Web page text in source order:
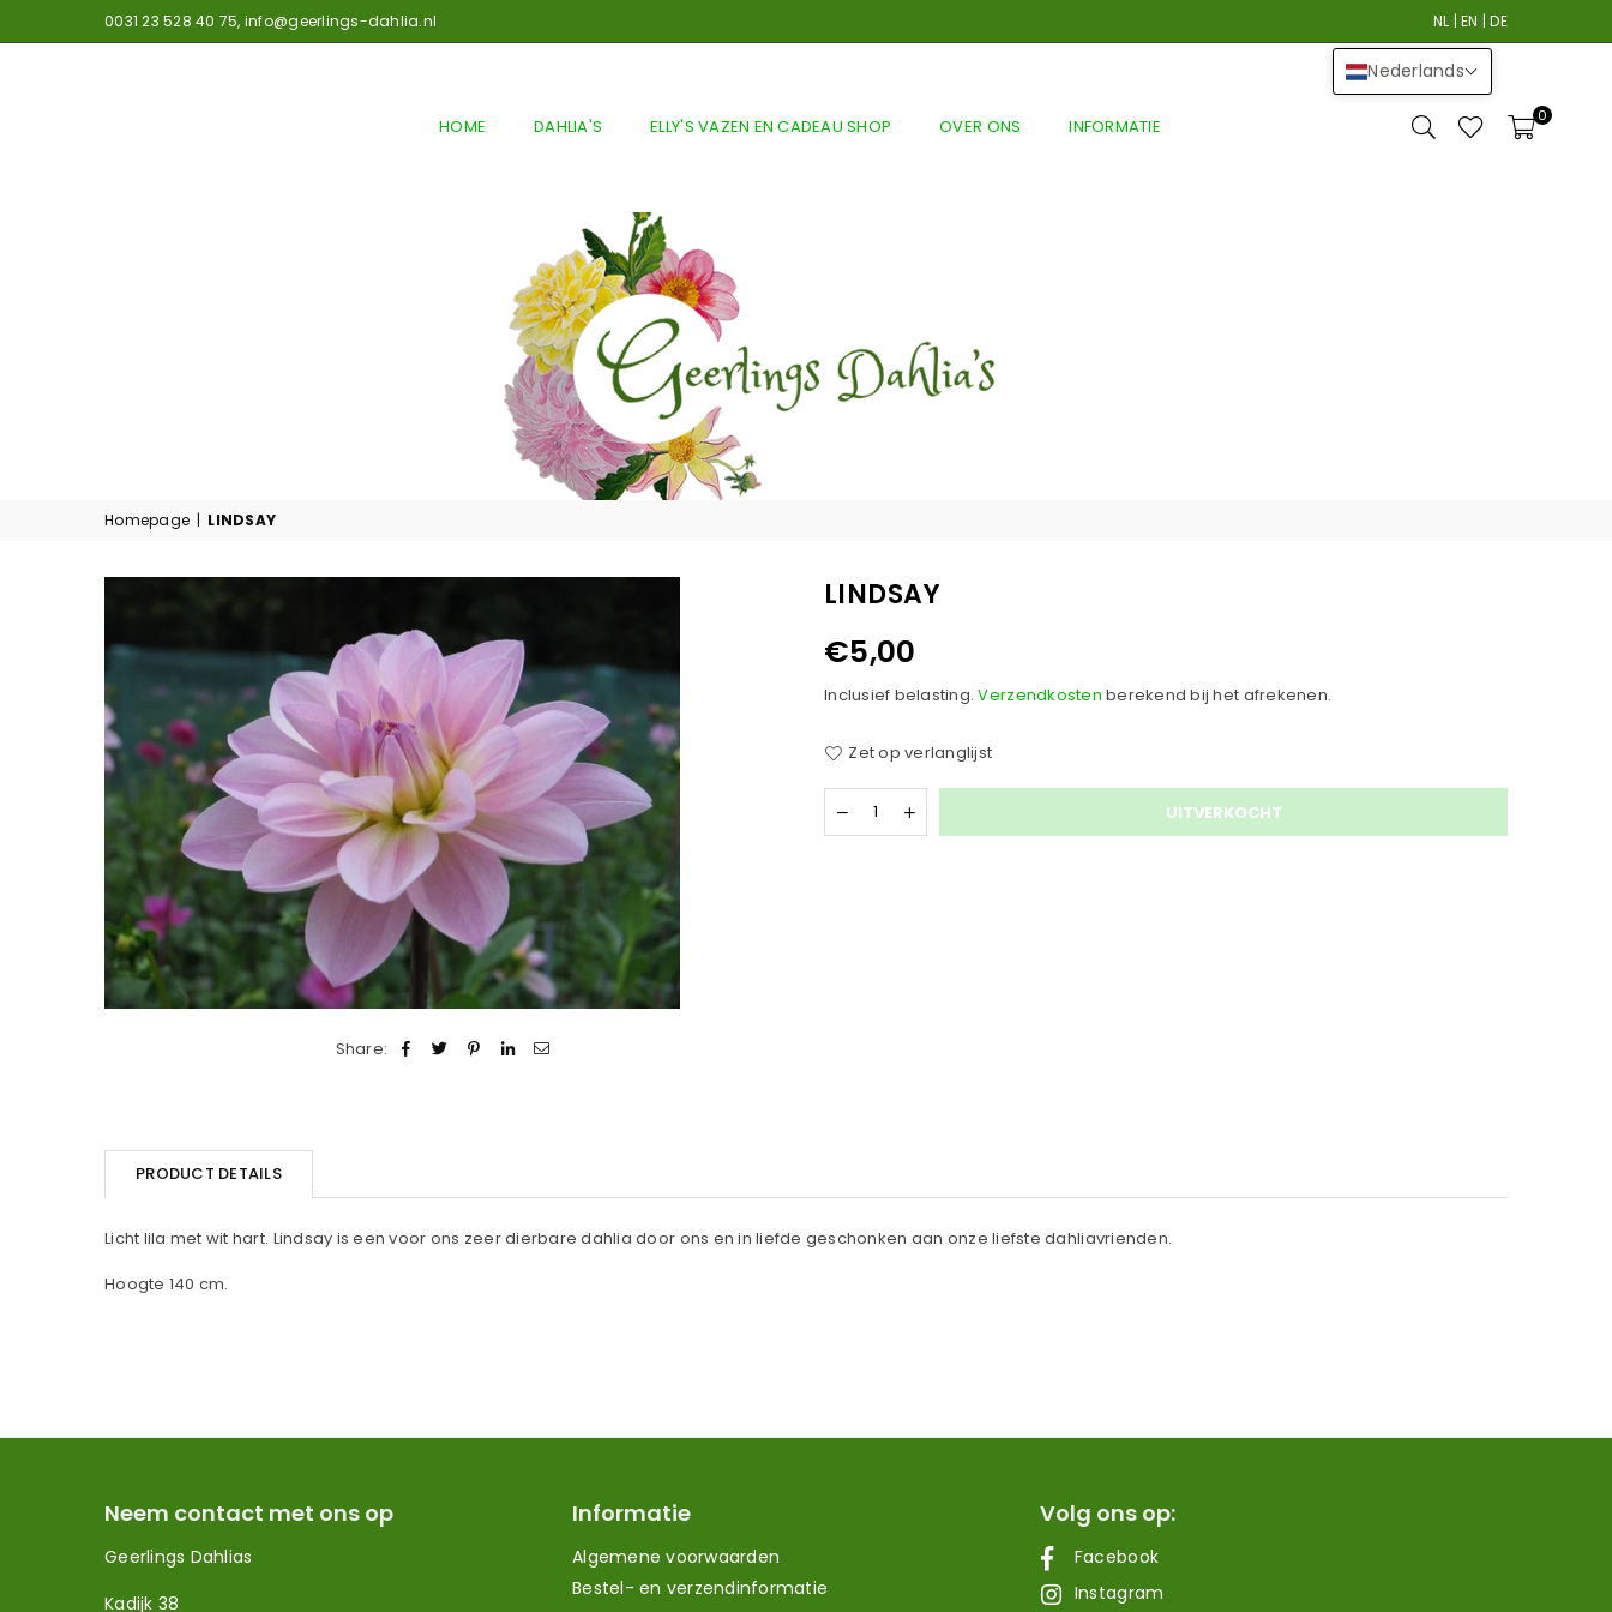
0031 23 528 40 75, info@geerlings-dahlia.nl NL |EN |DE
HOME DAHLIA'S ELLY'S VAZEN EN CADEAU SHOP OVER ONS INFORMATIE 0
Homepage | LINDSAY
Share:
LINDSAY
Normale
€5,00
Inclusief belasting.Verzendkosten berekend bij het afrekenen.
Zet op verlanglijst
Hoeveelheid
UITVERKOCHT
PRODUCT DETAILS
Licht lila met wit hart. Lindsay is een voor ons zeer dierbare dahlia door ons en in liefde geschonken aan onze liefste dahliavrienden.
Hoogte 140 cm.
Neem contact met ons op
Geerlings Dahlias
Kadijk 38
Informatie
Algemene voorwaarden
Bestel- en verzendinformatie
Volg ons op:
Facebook
Instagram
Nederlands